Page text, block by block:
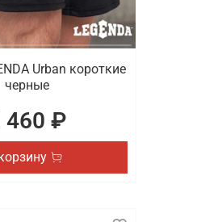
Urban короткие
черные
460 ₽